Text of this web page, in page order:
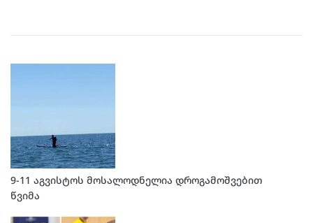
9-11 აგვისტოს მოსალოდნელია დროგამოშვებით
წვიმა